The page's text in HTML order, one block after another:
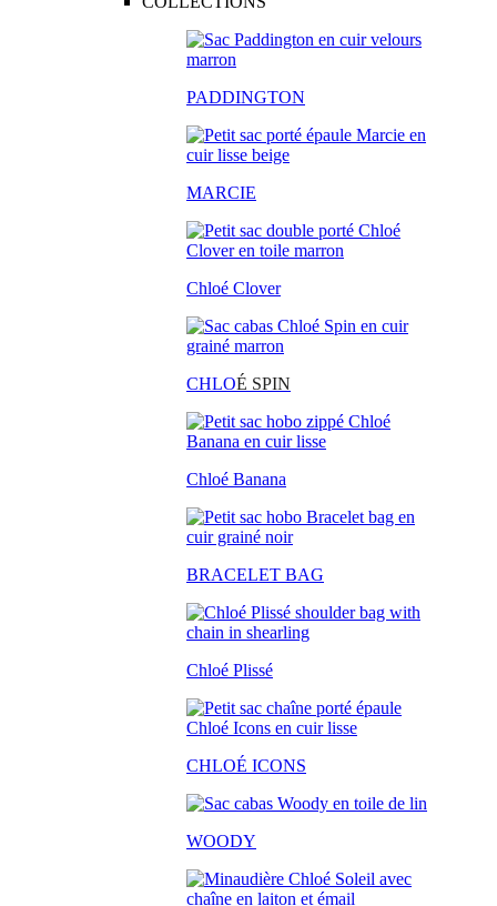
PADDINGTON
MARCIE
Chloé Clover
CHLOÉ SPIN
Chloé Banana
BRACELET BAG
Chloé Plissé
CHLOÉ ICONS
WOODY